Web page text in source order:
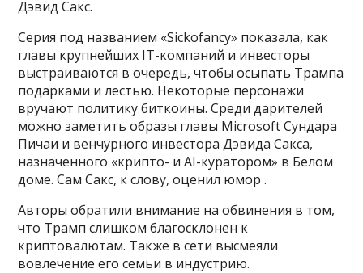
Дэвид Сакс.
Серия под названием «Sickofancy» показала, как
главы крупнейших IT-компаний и инвесторы
выстраиваются в очередь, чтобы осыпать Трампа
подарками и лестью. Некоторые персонажи
вручают политику биткоины. Среди дарителей
можно заметить образы главы Microsoft Сундара
Пичаи и венчурного инвестора Дэвида Сакса,
назначенного «крипто- и AI-куратором» в Белом
доме. Сам Сакс, к слову, оценил юмор .
Авторы обратили внимание на обвинения в том,
что Трамп слишком благосклонен к
криптовалютам. Также в сети высмеяли
вовлечение его семьи в индустрию.